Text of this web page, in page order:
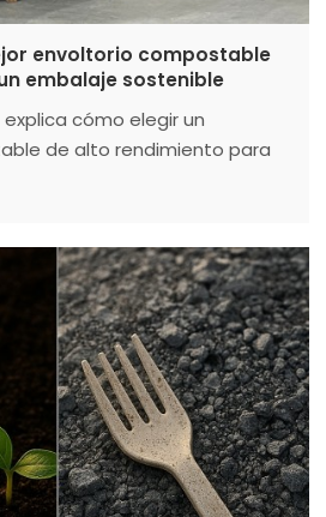
envoltorio compostable
embalaje sostenible
cómo elegir un
de alto rendimiento para
la durabilidad y
clave (ASTM
de los materiales detrás
PBAT, el costo total de
de implementación
de embalaje
el impacto ambienta